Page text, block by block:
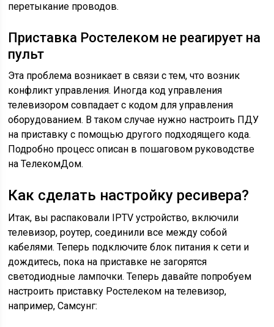
перетыкание проводов.
Приставка Ростелеком не реагирует на
пульт
Эта проблема возникает в связи с тем, что возник
конфликт управления. Иногда код управления
телевизором совпадает с кодом для управления
оборудованием. В таком случае нужно настроить ПДУ
на приставку с помощью другого подходящего кода.
Подробно процесс описан в пошаговом руководстве
на ТелекомДом.
Как сделать настройку ресивера?
Итак, вы распаковали IPTV устройство, включили
телевизор, роутер, соединили все между собой
кабелями. Теперь подключите блок питания к сети и
дождитесь, пока на приставке не загорятся
светодиодные лампочки. Теперь давайте попробуем
настроить приставку Ростелеком на телевизор,
например, Самсунг: